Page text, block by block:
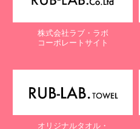
株式会社ラブ・ラボ
コーポレートサイト
オリジナルタオル・